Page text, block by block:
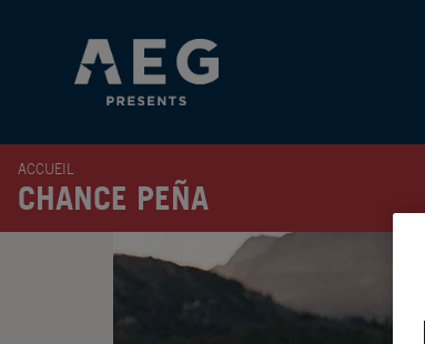
ACCUEIL
CHANCE PEÑA